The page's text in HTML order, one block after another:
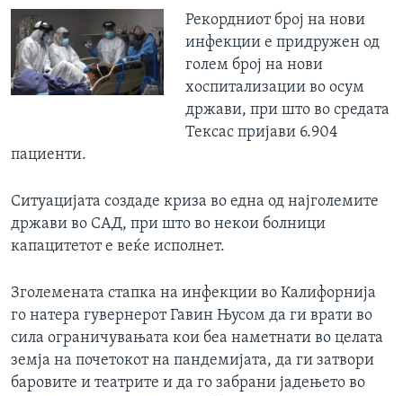
Рекордниот број на нови
инфекции е придружен од
голем број на нови
хоспитализации во осум
држави, при што во средата
Тексас пријави 6.904
пациенти.
Ситуацијата создаде криза во една од најголемите
држави во САД, при што во некои болници
капацитетот е веќе исполнет.
Зголемената стапка на инфекции во Калифорнија
го натера гувернерот Гавин Њусом да ги врати во
сила ограничувањата кои беа наметнати во целата
земја на почетокот на пандемијата, да ги затвори
баровите и театрите и да го забрани јадењето во